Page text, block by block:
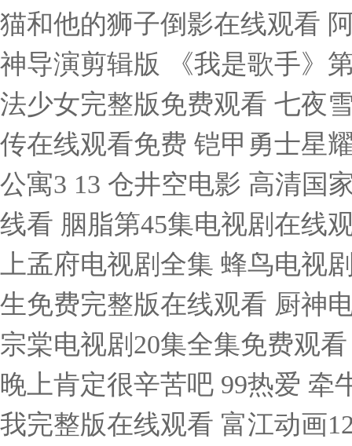
猫和他的狮子倒影在线观看
神导演剪辑版 《我是歌手》
法少女完整版免费观看 七夜
传在线观看免费 铠甲勇士星
公寓3 13 仓井空电影 高清国
线看 胭脂第45集电视剧在线
上孟府电视剧全集 蜂鸟电视
生免费完整版在线观看 厨神
宗棠电视剧20集全集免费观
晚上肯定很辛苦吧 99热爱
我完整版在线观看 富江动画